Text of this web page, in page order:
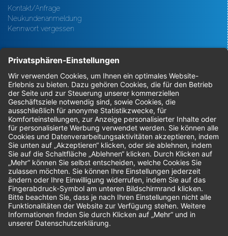
Kontakt/Anfrage
Neukundenanmeldung
Kennwort vergessen
Bestellungen
Sendung verfolgen
Geprüfter Shop